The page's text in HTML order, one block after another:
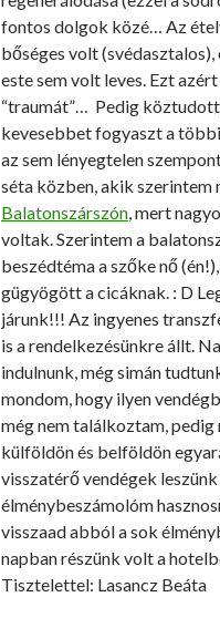
fontos dolgok közé… Az
bőséges volt
este sem volt leves. Ezt
“traumát”… Pedig
kevesebbet fogyaszt a
az sem lényegtelen
séta közben, akik szerintem
Balatonszárszón, mert
voltak. Szerintem a
beszédtéma a szőke nő
gügyögött a cicáknak. : D
járunk!!! Az ingyenes
is a rendelkezésünkre állt.
indulnunk, még simán
mondom, hogy ilyen
még nem találkoztam,
külföldön és belföldön
visszatérő vendégek
élménybeszámolóm
visszaad abból a sok
napban részünk volt a
Tisztelettel: Lasancz Beáta